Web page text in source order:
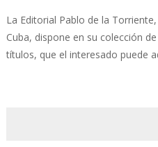
La Editorial Pablo de la
Cuba, dispone en su colección
títulos, que el interesado puede